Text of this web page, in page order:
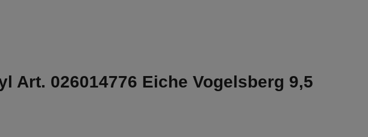
Art. 026014776 Eiche Vogelsberg 9,5